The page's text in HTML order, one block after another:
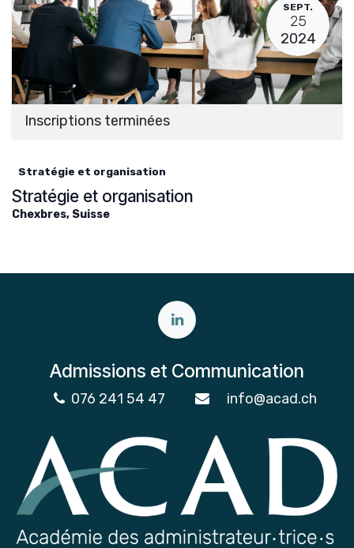
SEPT.
25
2024
Inscriptions terminées
Stratégie et organisation
Stratégie et organisation
Chexbres, Suisse
Admissions et Communication
076 241 54 47 info@acad.ch